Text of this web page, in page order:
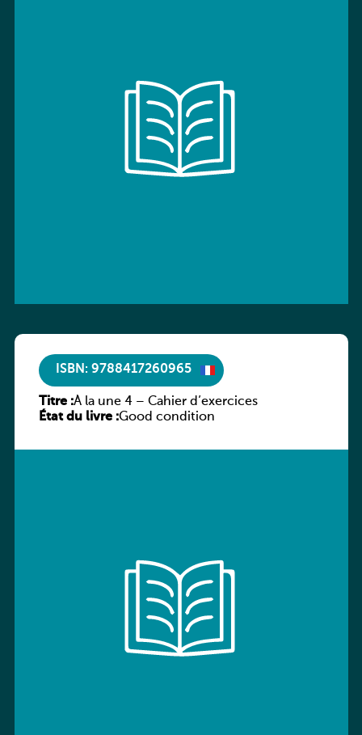
ISBN: 9788417260965
Titre :À la une 4 – Cahier d’exercices
État du livre :Good condition